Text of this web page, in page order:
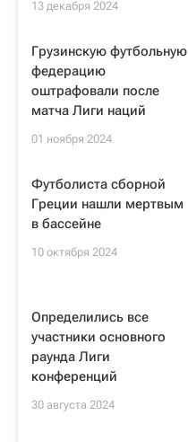
13 декабря 2024
Грузинскую футбольную
федерацию
оштрафовали после
матча Лиги наций
01 ноября 2024
Футболиста сборной
Греции нашли мертвым
в бассейне
10 октября 2024
Определились все
участники основного
раунда Лиги
конференций
30 августа 2024